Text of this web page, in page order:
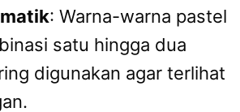
: Warna-warna pastel
satu hingga dua
digunakan agar terlihat